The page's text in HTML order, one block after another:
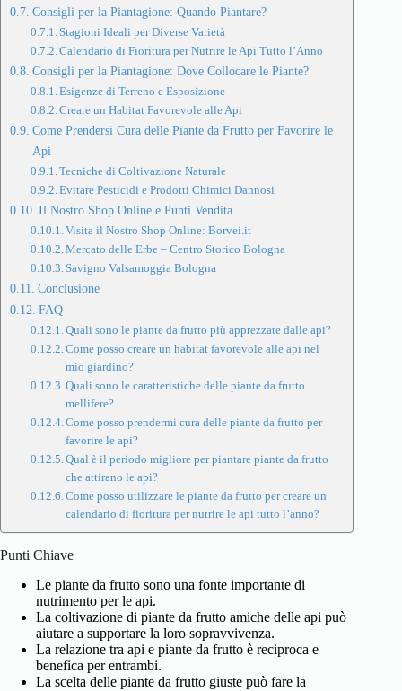
Consigli per la Piantagione: Quando Piantare?
Stagioni Ideali per Diverse Varietà
Calendario di Fioritura per Nutrire le Api Tutto l’Anno
Consigli per la Piantagione: Dove Collocare le Piante?
Esigenze di Terreno e Esposizione
Creare un Habitat Favorevole alle Api
Come Prendersi Cura delle Piante da Frutto per Favorire le
Api
Tecniche di Coltivazione Naturale
Evitare Pesticidi e Prodotti Chimici Dannosi
Il Nostro Shop Online e Punti Vendita
Visita il Nostro Shop Online: Borvei.it
Mercato delle Erbe – Centro Storico Bologna
Savigno Valsamoggia Bologna
Conclusione
FAQ
Quali sono le piante da frutto più apprezzate dalle api?
Come posso creare un habitat favorevole alle api nel
mio giardino?
Quali sono le caratteristiche delle piante da frutto
mellifere?
Come posso prendermi cura delle piante da frutto per
favorire le api?
Qual è il periodo migliore per piantare piante da frutto
che attirano le api?
Come posso utilizzare le piante da frutto per creare un
calendario di fioritura per nutrire le api tutto l’anno?
Punti Chiave
Le piante da frutto sono una fonte importante di
nutrimento per le api.
La coltivazione di piante da frutto amiche delle api può
aiutare a supportare la loro sopravvivenza.
La relazione tra api e piante da frutto è reciproca e
benefica per entrambi.
La scelta delle piante da frutto giuste può fare la